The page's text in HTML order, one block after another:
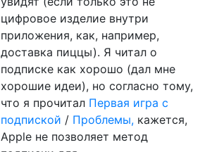
цифровое изделие внутри
приложения, как, например,
доставка пиццы). Я читал о
подписке как хорошо (дал мне
хорошие идеи), но согласно тому,
что я прочитал Первая игра с
подпиской / Проблемы, кажется,
Apple не позволяет метод